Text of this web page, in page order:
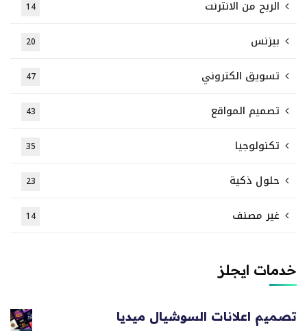
الربح من الانترنت 14
بيزنس 20
تسويق الكتروني 47
تصميم المواقع 43
تكنولوجيا 35
حلول ذكية 23
غير مصنف 14
خدمات ايجلز
تصميم اعلانات السوشيال ميديا